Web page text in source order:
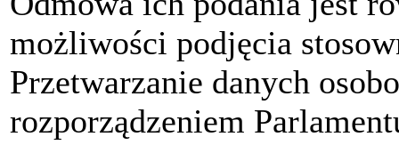
możliwości podjęcia
Przetwarzanie danych
rozporządzeniem